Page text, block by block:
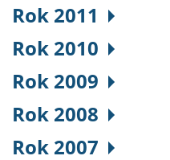
Rok 2011
Rok 2010
Rok 2009
Rok 2008
Rok 2007